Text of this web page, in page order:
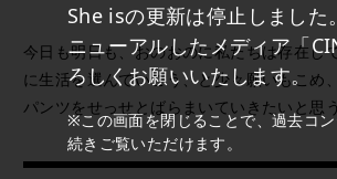
She isの更新は停止しました
ニューアルしたメディア「
ろしくお願いいたします。
※この画面を閉じることで、過去コ
続きご覧いただけます。
今日も明日も、おのおのに私たちは存在し
に生活を選んでいこう、と少々願いもこめ
パンツをせっせとばらまいていきたいと思う